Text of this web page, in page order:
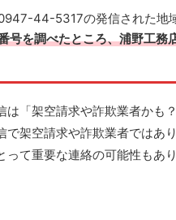
44-5317の発信された地
号を調べたところ、浦野工務
は「架空請求や詐欺業者かも
架空請求や詐欺業者ではあり
って重要な連絡の可能性もあ